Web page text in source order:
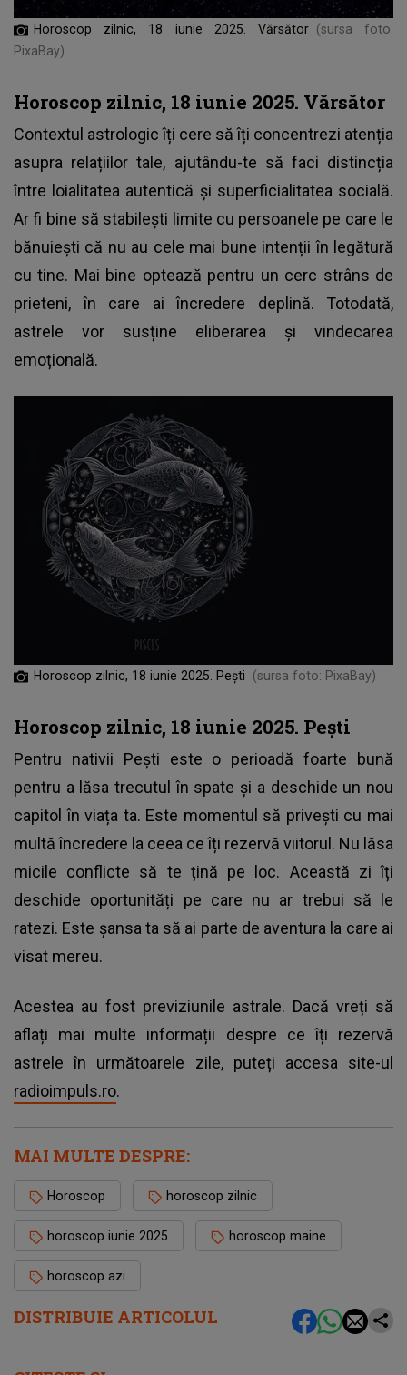
DISTRIBUIE ARTICOLUL
Horoscop zilnic, 18 iunie 2025. Vărsător (sursa foto:
PixaBay)
Horoscop zilnic, 18 iunie 2025. Vărsător
Contextul astrologic îți cere să îți concentrezi atenția
asupra relațiilor tale, ajutându-te să faci distincția
între loialitatea autentică și superficialitatea socială.
Ar fi bine să stabilești limite cu persoanele pe care le
bănuiești că nu au cele mai bune intenții în legătură
cu tine. Mai bine optează pentru un cerc strâns de
prieteni, în care ai încredere deplină. Totodată,
astrele vor susține eliberarea și vindecarea
emoțională.
Horoscop zilnic, 18 iunie 2025. Pești (sursa foto: PixaBay)
Horoscop zilnic, 18 iunie 2025. Pești
Pentru nativii Pești este o perioadă foarte bună
pentru a lăsa trecutul în spate și a deschide un nou
capitol în viața ta. Este momentul să privești cu mai
multă încredere la ceea ce îți rezervă viitorul. Nu lăsa
micile conflicte să te țină pe loc. Această zi îți
deschide oportunități pe care nu ar trebui să le
ratezi. Este șansa ta să ai parte de aventura la care ai
visat mereu.
Acestea au fost previziunile astrale. Dacă vreți să
aflați mai multe informații despre ce îți rezervă
astrele în următoarele zile, puteți accesa site-ul
radioimpuls.ro.
MAI MULTE DESPRE:
Horoscop horoscop zilnic
horoscop iunie 2025 horoscop maine
horoscop azi